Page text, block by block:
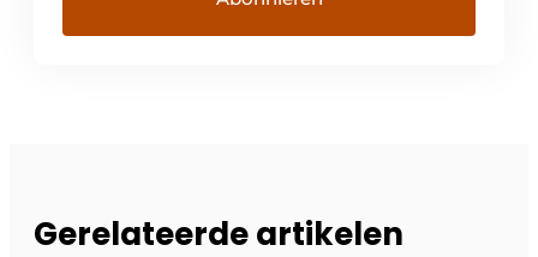
Gerelateerde artikelen